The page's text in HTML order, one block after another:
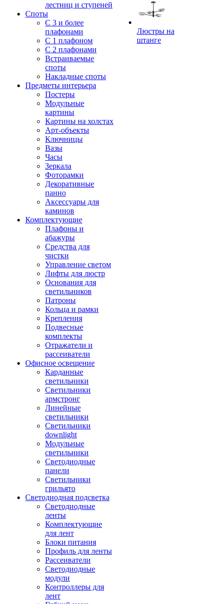
лестниц и ступеней
Споты
С 3 и более
плафонами
С 1 плафоном
С 2 плафонами
Встраиваемые
споты
Накладные споты
Предметы интерьера
Постеры
Модульные
картины
Картины на холстах
Арт-объекты
Ключницы
Вазы
Часы
Зеркала
Фоторамки
Декоративные
панно
Аксессуары для
каминов
Комплектующие
Плафоны и
абажуры
Средства для
чистки
Управление светом
Лифты для люстр
Основания для
светильников
Патроны
Кольца и рамки
Крепления
Подвесные
комплекты
Отражатели и
рассеиватели
Офисное освещение
Карданные
светильники
Светильники
армстронг
Линейные
светильники
Светильники
downlight
Модульные
светильники
Светодиодные
панели
Светильники
грильято
Светодиодная подсветка
Светодиодные
ленты
Комплектующие
для лент
Блоки питания
Профиль для ленты
Рассеиватели
Светодиодные
модули
Контроллеры для
лент
Люстры на
штанге